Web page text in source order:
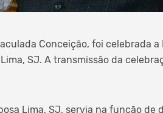
Conceição, foi celebrada a
SJ. A transmissão da
Lima, SJ, servia na função de